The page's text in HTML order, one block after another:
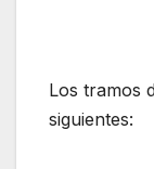
Los tramos
siguientes: